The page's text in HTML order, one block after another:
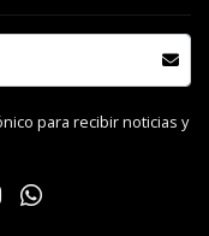
para recibir noticias y